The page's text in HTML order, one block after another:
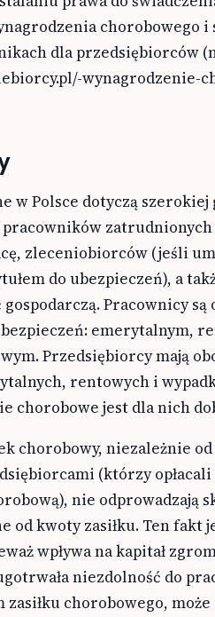
chorobowego i
dla przedsiębiorców
wynagrodzenie-
w Polsce dotyczą szerokiej
pracowników zatrudnionych
zleceniobiorców (jeśli
do ubezpieczeń), a
Pracownicy są
emerytalnym,
Przedsiębiorcy mają
rentowych i
chorobowe jest dla nich
chorobowy, niezależnie
(którzy opłacali
nie odprowadzają
od kwoty zasiłku. Ten fakt
wpływa na kapitał
niezdolność do
chorobowego,